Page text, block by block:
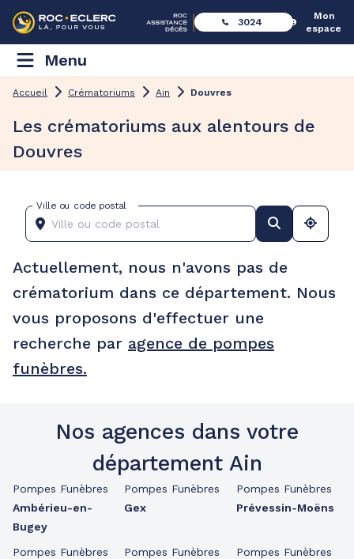
3024
Mon
espace
Menu
Accueil Crématoriums Ain Douvres
Les crématoriums aux alentours de
Douvres
Ville ou code postal
Actuellement, nous n'avons pas de
crématorium dans ce département. Nous
vous proposons d'effectuer une
recherche par agence de pompes
funèbres.
Nos agences dans votre
département Ain
Pompes Funèbres
Ambérieu-en-
Bugey
Pompes Funèbres
Pompes Funèbres
Gex
Pompes Funèbres
Pompes Funèbres
Prévessin-Moëns
Pompes Funèbres